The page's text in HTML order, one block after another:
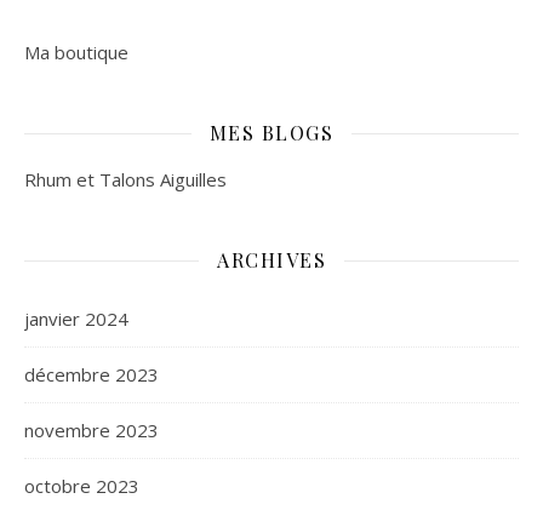
Ma boutique
MES BLOGS
Rhum et Talons Aiguilles
ARCHIVES
janvier 2024
décembre 2023
novembre 2023
octobre 2023